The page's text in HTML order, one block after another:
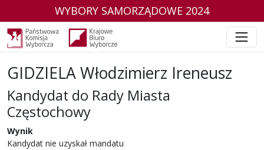
WYBORY SAMORZĄDOWE 2024
GIDZIELA Włodzimierz Ireneusz
Kandydat do Rady Miasta
Częstochowy
w wyborach samorządowych w 2024 r.
Wynik
Kandydat nie uzyskał mandatu